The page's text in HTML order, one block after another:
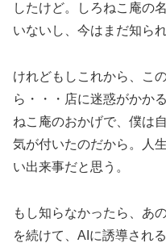
したけど。しろねこ庵の
いないし、今はまだ知ら
けれどもしこれから、こ
ら・・・店に迷惑がかか
ねこ庵のおかげで、僕は
気が付いたのだから。人
い出来事だと思う。
もし知らなかったら、あ
を続けて、AIに誘導され